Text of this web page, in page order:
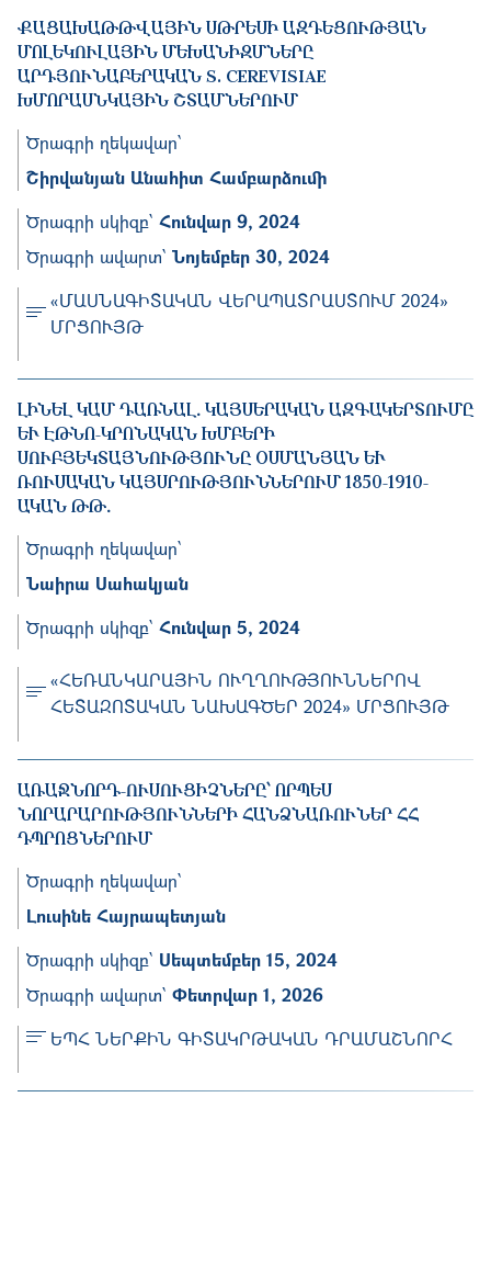
ՔԱՑԱԽԱԹԹՎԱՅԻՆ ՍԹՐԵՍԻ ԱԶԴԵՑՈՒԹՅԱՆ
ՄՈԼԵԿՈՒԼԱՅԻՆ ՄԵԽԱՆԻԶՄՆԵՐԸ ԱՐ
ԴՅՈՒՆԱԲԵՐԱԿԱՆ S. CEREVISIAE ԽՄ
ՈՐԱՍՆԿԱՅԻՆ ՇՏԱՄՆԵՐՈՒՄ
Ծրագրի ղեկավար՝
Շիրվանյան Անահիտ Համբարձուﬕ
Ծրագրի սկիզբ՝ Հունվար 9, 2024
Ծրագրի ավարտ՝ Նոյեմբեր 30, 2024
«ՄԱՍՆԱԳԻՏԱԿԱՆ ՎԵՐԱՊԱՏՐԱՍՏՈՒՄ 2024»
ՄՐՑՈՒՅԹ
ԼԻՆԵԼ ԿԱՄ ԴԱՌՆԱԼ․ ԿԱՅՍԵՐԱԿԱՆ ԱԶԳԱԿԵՐՏՈՒՄԸ
ԵՒ ԷԹՆՈ-ԿՐՈՆԱԿԱՆ ԽՄԲԵՐԻ Ս
ՈՒԲՅԵԿՏԱՅՆՈՒԹՅՈՒՆԸ ՕՍՄԱՆՅԱՆ ԵՒ ՌՈ
ՒՍԱԿԱՆ ԿԱՅՍՐՈՒԹՅՈՒՆՆԵՐՈՒՄ 1850-1910-ԱԿ
ԱՆ ԹԹ․
Ծրագրի ղեկավար՝
Նաիրա Սահակյան
Ծրագրի սկիզբ՝ Հունվար 5, 2024
«ՀԵՌԱՆԿԱՐԱՅԻՆ ՈՒՂՂՈՒԹՅՈՒՆՆԵՐՈՎ
ՀԵՏԱԶՈՏԱԿԱՆ ՆԱԽԱԳԾԵՐ 2024» ՄՐՑՈՒՅԹ
ԱՌԱՋՆՈՐԴ-ՈՒՍՈՒՑԻՉՆԵՐԸ՝ ՈՐՊԵՍ
ՆՈՐԱՐԱՐՈՒԹՅՈՒՆՆԵՐԻ ՀԱՆՁՆԱՌՈՒՆԵՐ ՀՀ
ԴՊՐՈՑՆԵՐՈՒՄ
Ծրագրի ղեկավար՝
Լուսինե Հայրապետյան
Ծրագրի սկիզբ՝ Սեպտեմբեր 15, 2024
Ծրագրի ավարտ՝ Փետրվար 1, 2026
ԵՊՀ ՆԵՐՔԻՆ ԳԻՏԱԿՐԹԱԿԱՆ ԴՐԱՄԱՇՆՈՐՀ